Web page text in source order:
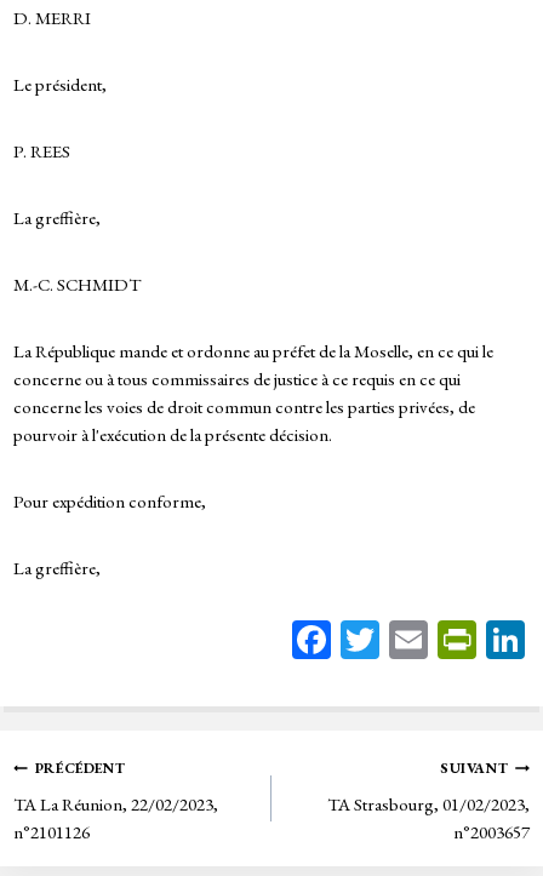
D. MERRI
Le président,
P. REES
La greffière,
M.-C. SCHMIDT
La République mande et ordonne au préfet de la Moselle, en ce qui le
concerne ou à tous commissaires de justice à ce requis en ce qui
concerne les voies de droit commun contre les parties privées, de
pourvoir à l'exécution de la présente décision.
Pour expédition conforme,
La greffière,
Fa
bo
T
tt
E
ail
Pr
tF
rie
n
dl
Navigation
de
PRÉCÉDENT
TA La Réunion, 22/02/2023,
n°2101126
SUIVANT
TA Strasbourg, 01/02/2023,
n°2003657